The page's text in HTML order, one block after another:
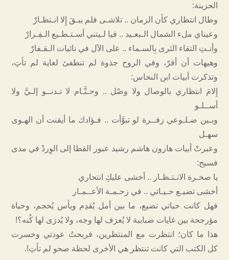
الحزينة:
وطال انتظاري كأن الزمان .. تلاشـى فلم يبـقَ إِلا انـتظـارْ
وعيناي ملء الشمال الـبعـيد .. فيا لـيتني أسـتـطـيع الـفِـرارْ
وأنـتِ التقاء الثرى بِالسـماء .. على الآل في نائيات الـقـفارْ
وهيهات أن أفرّ، وفي الروح جذوة لم تنطفئ لغاية لم تأتِ،
وتذكرت أبيات ابن النحاس:
إِلامَ انتظاري بالوصال ولا وصْل .. وحـتَّـام لا تـدنــو إلـيَّ ولا
أســلـو
وبـين ضـلـوعي زفــرة لو تبوَّأت .. فـؤادك ما أيقنت أن الهـوى
سهـل
وعبرتْ أبيات هارون هاشم رشيد عبور القطا إلى الوِردْ في مدى
فسيح:
يا صخـرة الانـتـظـار .. أخشى عليكِ انتحاري
أخشى تضيـع حـيـاتي .. في زحـمـة الأعــمـار
فهل كانت حياتي تضيع، ما بين أمل يُقدِم ويأس يُحجم، وحياة
مؤرجحة بين غايات ضبابية لا يُعرَف لها وجه، ولا يُدرَى لها كُنه؟!
هذا ما كان؛ انتظرت مع المنتظرين، فربحتُ عودتي وخسرت
كل الكتب التي كانت تنتظر هي الأخرى لحظة صحو لم تأتِ!.